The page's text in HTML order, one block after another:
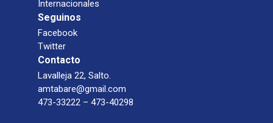
Internacionales
Seguinos
Facebook
Twitter
Contacto
Lavalleja 22, Salto.
amtabare@gmail.com
473-33222 – 473-40298